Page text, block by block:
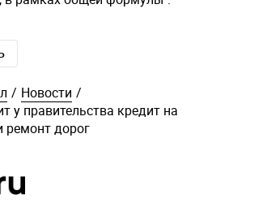
/ Новости /
у правительства кредит на
ремонт дорог